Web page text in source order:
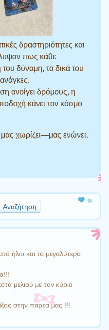
δραστηριότητες και
πως κάθε
δύναμη, τα δικά του
ανοίγει δρόμους, η
κάνει τον κόσμο
μας χωρίζει—μας ενώνει.
ήλιο και το μεγαλύτερο
μελιού με τον κύριο
στην παρέα μας !!!